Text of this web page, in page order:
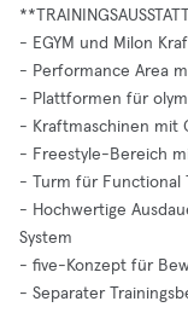
- EGYM und Milon
- Performance Area
- Plattformen für
- Kraftmaschinen mit
- Freestyle-Bereich
- Turm für Functional
- Hochwertige
System
- five-Konzept für
- Separater